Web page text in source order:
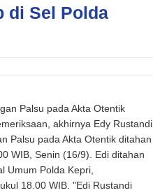
di Sel Polda
Palsu pada Akta Otentik
akhirnya Edy Rustandi
Palsu pada Akta Otentik ditahan
WIB, Senin (16/9). Edi ditahan
Umum Polda Kepri,
18.00 WIB. "Edi Rustandi